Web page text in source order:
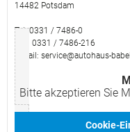
14482 Potsdam
Tel: 0331 / 7486-0
Fax: 0331 / 7486-216
E-Mail: service@autohaus-
Bitte akzeptieren Sie
Cookie-